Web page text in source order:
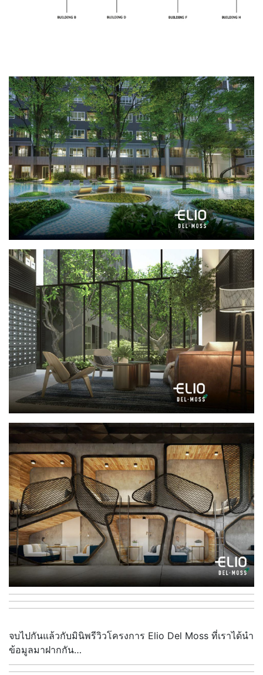
จบไปกันแล้วกับมินิพรีวิวโครงการ Elio Del Moss ที่เราได้นำ
ข้อมูลมาฝากกัน…